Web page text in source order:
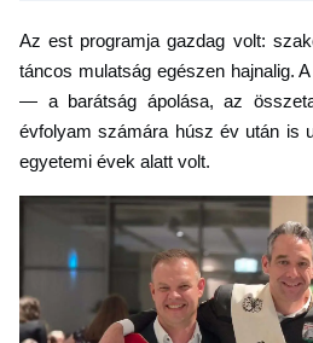
Az est programja gazdag volt:
táncos mulatság egészen hajnalig.
— a barátság ápolása, az
évfolyam számára húsz év után is
egyetemi évek alatt volt.